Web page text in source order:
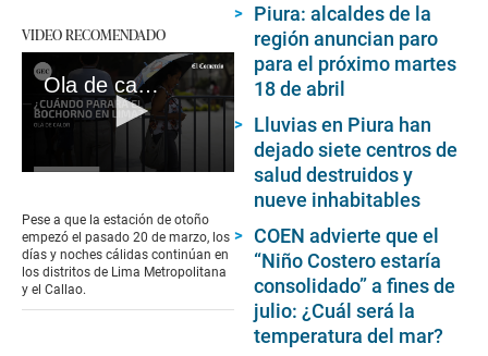
VIDEO RECOMENDADO
Ola de calor en Lima: ¿Por qué se siguen registrando temperaturas de casi 30° en pleno otoño?
of
1
minute,
42
seconds
Pese a que la estación de otoño
empezó el pasado 20 de marzo, los
días y noches cálidas continúan en
los distritos de Lima Metropolitana
y el Callao.
Piura: alcaldes de la
región anuncian paro
para el próximo martes
18 de abril
Lluvias en Piura han
dejado siete centros de
salud destruidos y
nueve inhabitables
COEN advierte que el
“Niño Costero estaría
consolidado” a fines de
julio: ¿Cuál será la
temperatura del mar?